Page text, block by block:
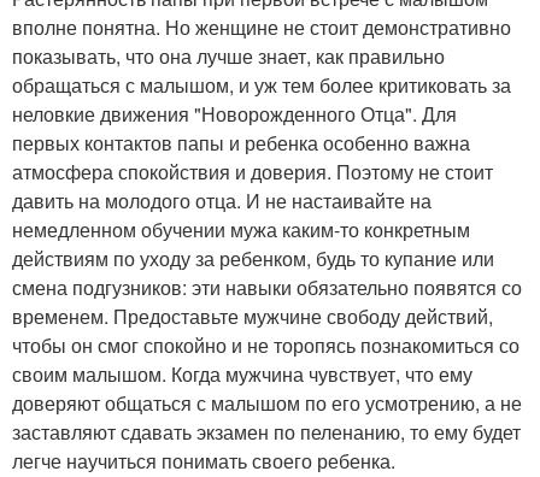
вполне понятна. Но женщине не стоит демонстративно
показывать, что она лучше знает, как правильно
обращаться с малышом, и уж тем более критиковать за
неловкие движения "Новорожденного Отца". Для
первых контактов папы и ребенка особенно важна
атмосфера спокойствия и доверия. Поэтому не стоит
давить на молодого отца. И не настаивайте на
немедленном обучении мужа каким-то конкретным
действиям по уходу за ребенком, будь то купание или
смена подгузников: эти навыки обязательно появятся со
временем. Предоставьте мужчине свободу действий,
чтобы он смог спокойно и не торопясь познакомиться со
своим малышом. Когда мужчина чувствует, что ему
доверяют общаться с малышом по его усмотрению, а не
заставляют сдавать экзамен по пеленанию, то ему будет
легче научиться понимать своего ребенка.